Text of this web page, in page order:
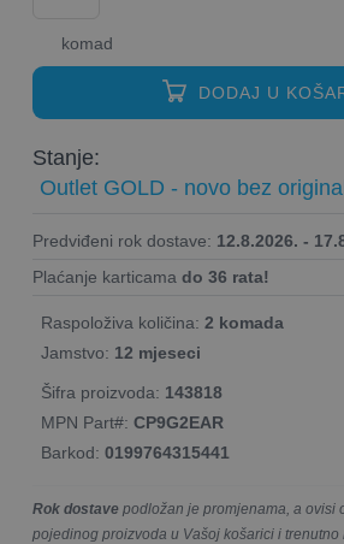
komad
DODAJ U
Stanje:
Outlet GOLD - novo bez
Predviđeni rok dostave: 12.8.2026. -
Plaćanje karticama do 36 rata!
Raspoloživa količina: 2 komada
Jamstvo: 12 mjeseci
Šifra proizvoda: 143818
MPN Part#: CP9G2EAR
Barkod: 0199764315441
Rok dostave podložan je promjenama, a ovisi
pojedinog proizvoda u Vašoj košarici i